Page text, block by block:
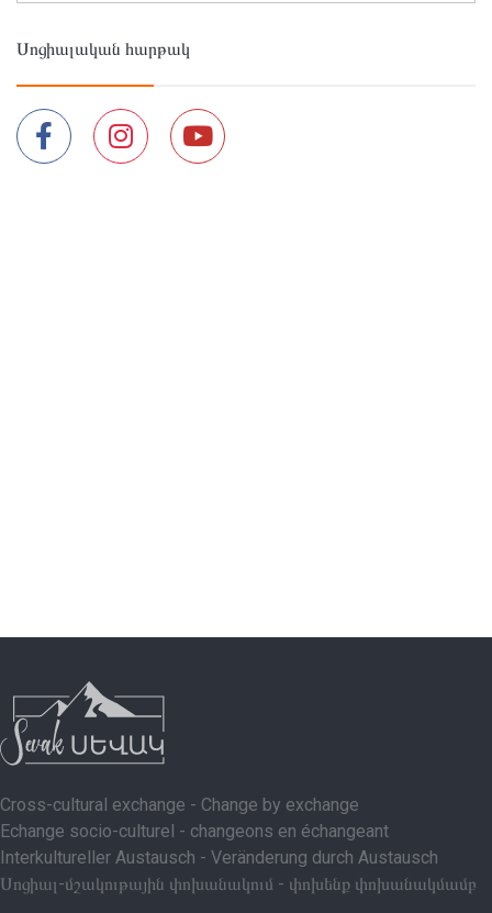
Սոցիալական հարթակ
Cross-cultural exchange - Change by exchange
Echange socio-culturel - changeons en échangeant
Interkultureller Austausch - Veränderung durch Austausch
Սոցիալ-մշակութային փոխանակում - փոխենք փոխանակմամբ